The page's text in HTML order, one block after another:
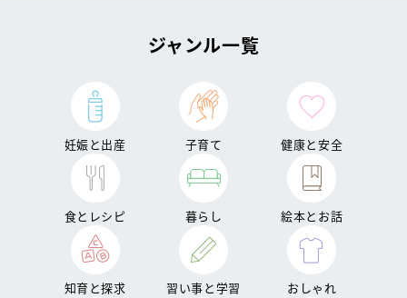
ジャンル一覧
妊娠と出産 子育て 健康と安全
食とレシピ 暮らし 絵本とお話
知育と探求 習い事と学習 おしゃれ